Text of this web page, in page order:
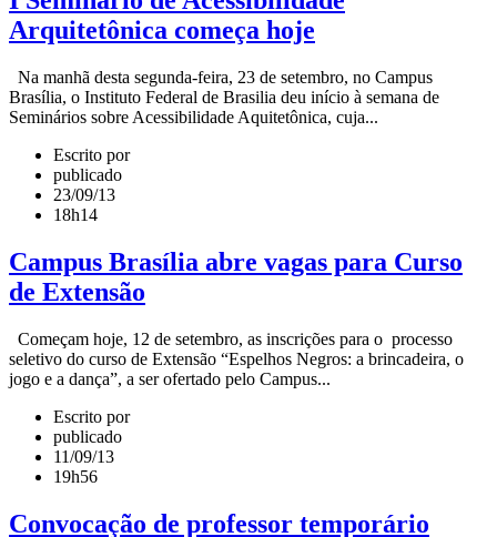
Arquitetônica começa hoje
Na manhã desta segunda-feira, 23 de setembro, no Campus
Brasília, o Instituto Federal de Brasilia deu início à semana de
Seminários sobre Acessibilidade Aquitetônica, cuja...
Escrito por
publicado
23/09/13
18h14
Campus Brasília abre vagas para Curso
de Extensão
Começam hoje, 12 de setembro, as inscrições para o processo
seletivo do curso de Extensão “Espelhos Negros: a brincadeira, o
jogo e a dança”, a ser ofertado pelo Campus...
Escrito por
publicado
11/09/13
19h56
Convocação de professor temporário